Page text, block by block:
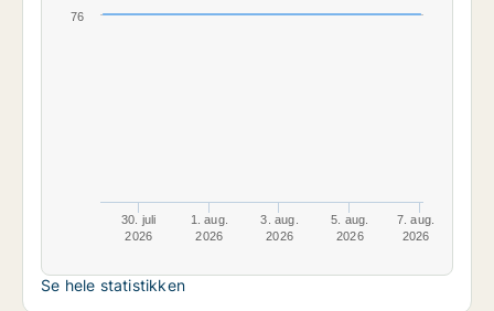
30. juli
2026
1. aug.
2026
3. aug.
2026
5. aug.
2026
7. aug.
2026
76
Se hele statistikken